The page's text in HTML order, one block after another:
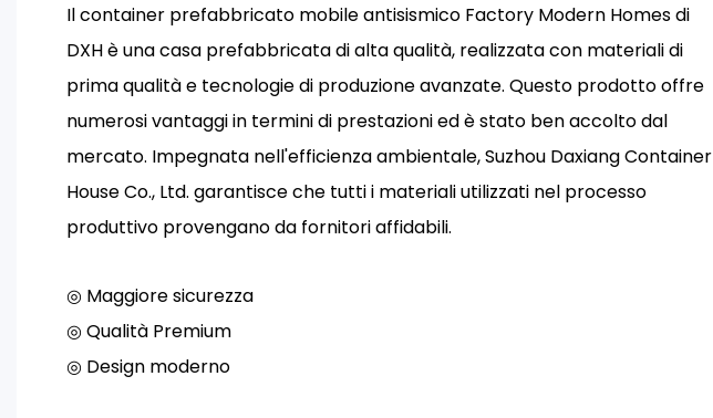
Il container prefabbricato mobile antisismico Factory Modern Homes di
DXH è una casa prefabbricata di alta qualità, realizzata con materiali di
prima qualità e tecnologie di produzione avanzate. Questo prodotto offre
numerosi vantaggi in termini di prestazioni ed è stato ben accolto dal
mercato. Impegnata nell'efficienza ambientale, Suzhou Daxiang Container
House Co., Ltd. garantisce che tutti i materiali utilizzati nel processo
produttivo provengano da fornitori affidabili.
◎ Maggiore sicurezza
◎ Qualità Premium
◎ Design moderno